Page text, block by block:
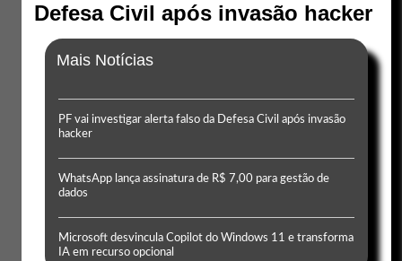
Defesa Civil após invasão hacker
Mais Notícias
PF vai investigar alerta falso da Defesa Civil após invasão
hacker
WhatsApp lança assinatura de R$ 7,00 para gestão de
dados
Microsoft desvincula Copilot do Windows 11 e transforma
IA em recurso opcional